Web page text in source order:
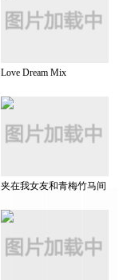
Love Dream Mix
夹在我女友和青梅竹马间